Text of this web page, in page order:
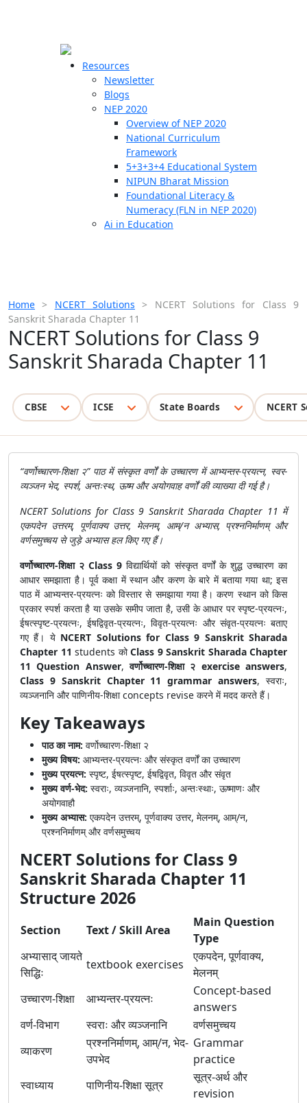
Resources
Newsletter
Blogs
NEP 2020
Overview of NEP 2020
National Curriculum
Framework
5+3+3+4 Educational System
NIPUN Bharat Mission
Foundational Literacy &
Numeracy (FLN in NEP 2020)
Ai in Education
Home > NCERT Solutions > NCERT Solutions for Class 9
Sanskrit Sharada Chapter 11
NCERT Solutions for Class 9
Sanskrit Sharada Chapter 11
CBSE ICSE State Boards NCERT
“वर्णोच्चारण-शिक्षा २” पाठ में संस्कृत वर्णों के उच्चारण में आभ्यन्तर-प्रयत्न, स्वर-
व्यञ्जन भेद, स्पर्श, अन्तःस्थ, ऊष्म और अयोगवाह वर्णों की व्याख्या दी गई है।
NCERT Solutions for Class 9 Sanskrit Sharada Chapter 11 में
एकपदेन उत्तरम्, पूर्णवाक्य उत्तर, मेलनम्, आम्/न अभ्यास, प्रश्ननिर्माणम् और
वर्णसमुच्चय से जुड़े अभ्यास हल किए गए हैं।
वर्णोच्चारण-शिक्षा २ Class 9 विद्यार्थियों को संस्कृत वर्णों के शुद्ध उच्चारण का
आधार समझाता है। पूर्व कक्षा में स्थान और करण के बारे में बताया गया था; इस
पाठ में आभ्यन्तर-प्रयत्नः को विस्तार से समझाया गया है। करण स्थान को किस
प्रकार स्पर्श करता है या उसके समीप जाता है, उसी के आधार पर स्पृष्ट-प्रयत्नः,
ईषत्स्पृष्ट-प्रयत्नः, ईषद्विवृत-प्रयत्नः, विवृत-प्रयत्नः और संवृत-प्रयत्नः बताए
गए हैं। ये NCERT Solutions for Class 9 Sanskrit Sharada
Chapter 11 students कोClass 9 Sanskrit Sharada Chapter
11 Question Answer,वर्णोच्चारण-शिक्षा २ exercise answers,
Class 9 Sanskrit Chapter 11 grammar answers, स्वराः,
व्यञ्जनानि और पाणिनीय-शिक्षा concepts revise करने में मदद करते हैं।
Key Takeaways
पाठ का नाम: वर्णोच्चारण-शिक्षा २
मुख्य विषय: आभ्यन्तर-प्रयत्नः और संस्कृत वर्णों का उच्चारण
मुख्य प्रयत्न: स्पृष्ट, ईषत्स्पृष्ट, ईषद्विवृत, विवृत और संवृत
मुख्य वर्ण-भेद: स्वराः, व्यञ्जनानि, स्पर्शाः, अन्तःस्थाः, ऊष्माणः और
अयोगवाहौ
मुख्य अभ्यास: एकपदेन उत्तरम्, पूर्णवाक्य उत्तर, मेलनम्, आम्/न,
प्रश्ननिर्माणम् और वर्णसमुच्चय
NCERT Solutions for Class 9
Sanskrit Sharada Chapter 11
Structure 2026
Section Text / Skill Area
Main Question
Type
अभ्यासाद् जायते
सिद्धिः
textbook exercises
एकपदेन, पूर्णवाक्य,
मेलनम्
उच्चारण-शिक्षा
आभ्यन्तर-प्रयत्नः
Concept-based
answers
वर्ण-विभाग
स्वराः और व्यञ्जनानि
वर्णसमुच्चय
व्याकरण
प्रश्ननिर्माणम्, आम्/न, भेद-
उपभेद
Grammar
practice
स्वाध्याय
पाणिनीय-शिक्षा सूत्र
सूत्र-अर्थ और
revision